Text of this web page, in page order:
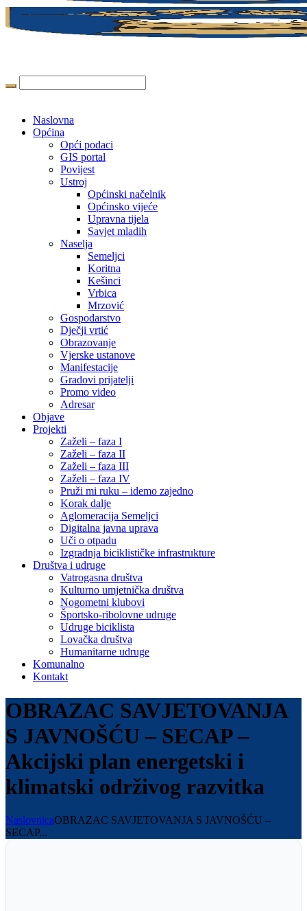
Naslovna
Općina
Opći podaci
GIS portal
Povijest
Ustroj
Općinski načelnik
Općinsko vijeće
Upravna tijela
Savjet mladih
Naselja
Semeljci
Koritna
Kešinci
Vrbica
Mrzović
Gospodarstvo
Dječji vrtić
Obrazovanje
Vjerske ustanove
Manifestacije
Gradovi prijatelji
Promo video
Adresar
Objave
Projekti
Zaželi – faza I
Zaželi – faza II
Zaželi – faza III
Zaželi – faza IV
Pruži mi ruku – idemo zajedno
Korak dalje
Aglomeracija Semeljci
Digitalna javna uprava
Uči o otpadu
Izgradnja biciklističke infrastrukture
Društva i udruge
Vatrogasna društva
Kulturno umjetnička društva
Nogometni klubovi
Športsko-ribolovne udruge
Udruge biciklista
Lovačka društva
Humanitarne udruge
Komunalno
Kontakt
OBRAZAC SAVJETOVANJA
S JAVNOŠĆU – SECAP –
Akcijski plan energetski i
klimatski održivog razvitka
NaslovnicaOBRAZAC SAVJETOVANJA S JAVNOŠĆU –
SECAP...